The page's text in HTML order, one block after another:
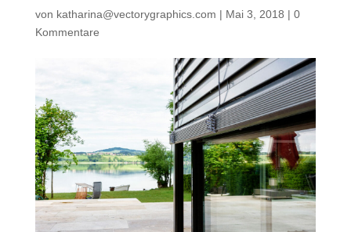
von katharina@vectorygraphics.com | Mai 3, 2018 | 0
Kommentare